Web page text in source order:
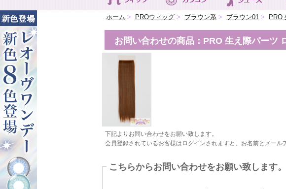
ホーム > PROウィッグ > ブラウン系 > ブラウン01 > PRO
お問い合わせの商品：PRO 生え際パーツ
下記よりお問い合わせをお願い致します。
会員登録されているお客様はログインされますと、お名前とメール
こちらからお問い合わせをお願い致します。